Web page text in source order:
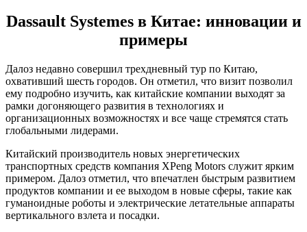
Dassault Systemes в Китае: инновации и
примеры
Далоз недавно совершил трехдневный тур по Китаю,
охвативший шесть городов. Он отметил, что визит позволил
ему подробно изучить, как китайские компании выходят за
рамки догоняющего развития в технологиях и
организационных возможностях и все чаще стремятся стать
глобальными лидерами.
Китайский производитель новых энергетических
транспортных средств компания XPeng Motors служит ярким
примером. Далоз отметил, что впечатлен быстрым развитием
продуктов компании и ее выходом в новые сферы, такие как
гуманоидные роботы и электрические летательные аппараты
вертикального взлета и посадки.